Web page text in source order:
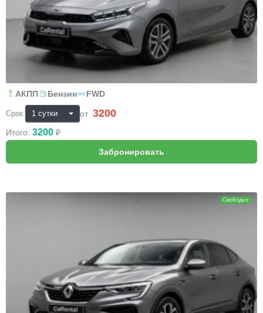
АКПП Бензин FWD
Срок: от 3200
Итого: 3200 ₽
Свободно